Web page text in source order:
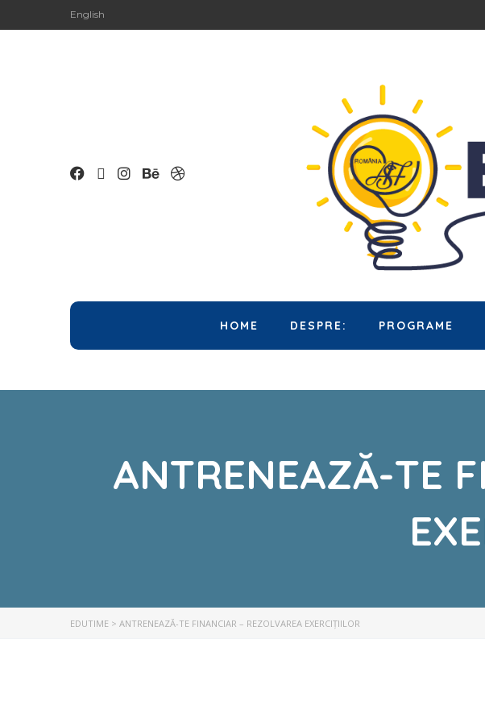
English
HOME DESPRE: PROGRAME
ANTRENEAZĂ-TE
EDUTIME > ANTRENEAZĂ-TE FINANCIAR – REZOLVAREA EXERCIȚIILOR